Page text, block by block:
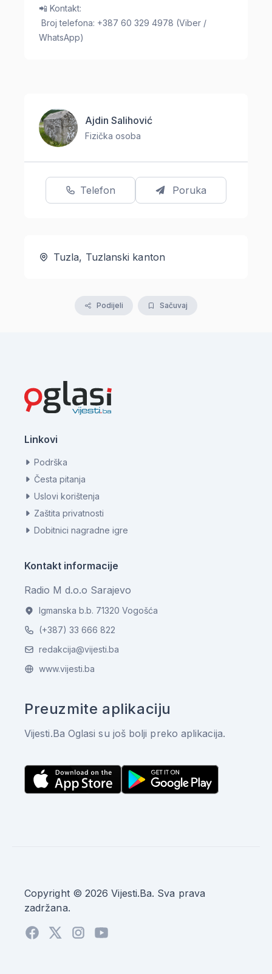
📲 Kontakt:
Broj telefona: +387 60 329 4978 (Viber /
WhatsApp)
Ajdin Salihović
Fizička osoba
Telefon Poruka
Tuzla, Tuzlanski kanton
Podijeli Sačuvaj
Linkovi
Podrška
Česta pitanja
Uslovi korištenja
Zaštita privatnosti
Dobitnici nagradne igre
Kontakt informacije
Radio M d.o.o Sarajevo
Igmanska b.b. 71320 Vogošća
(+387) 33 666 822
redakcija@vijesti.ba
www.vijesti.ba
Preuzmite aplikaciju
Vijesti.Ba Oglasi su još bolji preko aplikacija.
Copyright © 2026 Vijesti.Ba. Sva prava
zadržana.